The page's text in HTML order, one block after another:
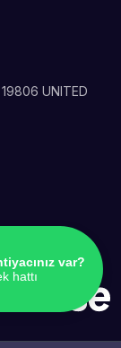
UNITED
WC2H9JQ
var?
hattı